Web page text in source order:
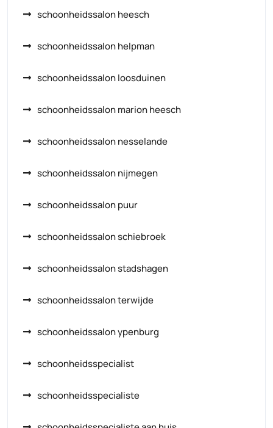
schoonheidssalon heesch
schoonheidssalon helpman
schoonheidssalon loosduinen
schoonheidssalon marion heesch
schoonheidssalon nesselande
schoonheidssalon nijmegen
schoonheidssalon puur
schoonheidssalon schiebroek
schoonheidssalon stadshagen
schoonheidssalon terwijde
schoonheidssalon ypenburg
schoonheidsspecialist
schoonheidsspecialiste